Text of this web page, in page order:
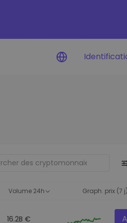
d'investissement
Des informations pertinentes pour
Volume 24h Graph. prix (7 j)
16.2B €